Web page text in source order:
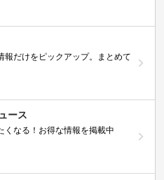
報だけをピックアップ。まとめて
ース
くなる！お得な情報を掲載中